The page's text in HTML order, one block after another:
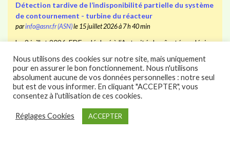
Détection tardive de l’indisponibilité partielle du système
de contournement - turbine du réacteur
parinfo@asnr.fr (ASN)le 15 juillet 2026 à 7 h 40 min
Le 2 juillet 2026, EDF a déclaré à l’Autorité de sûreté nucléaire
et de radioprotection (ASNR) un évènement significatif pour la
sûreté relatif à l’indisponibilité partielle du système de
contournement de la turbine à l’atmosphère du réacteur 1.
Indisponibilité de la liaison d’appoint ultime en eau du
circuit d’alimentation de secours de GV
Nous utilisons des cookies sur notre site, mais uniquement
pour en assurer le bon fonctionnement. Nous n'utilisons
absolument aucune de vos données personnelles : notre seul
but est de vous informer. En cliquant "ACCEPTER", vous
consentez à l'utilisation de ces cookies.
Réglages Cookies ACCEPTER